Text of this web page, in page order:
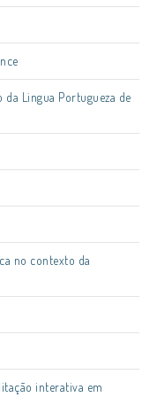
Lingua Portugueza de
no contexto da
interativa em